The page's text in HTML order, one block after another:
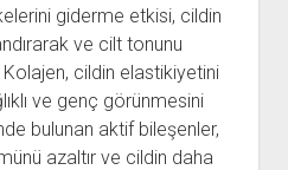
giderme etkisi, cildin
ve cilt tonunu
cildin elastikiyetini
ve genç görünmesini
bulunan aktif bileşenler,
azaltır ve cildin daha